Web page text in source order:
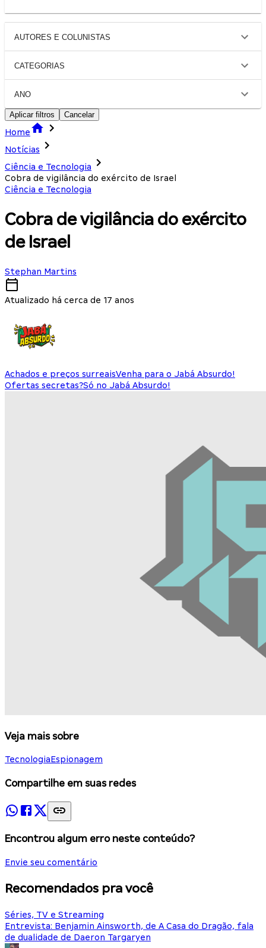
AUTORES E COLUNISTAS
CATEGORIAS
ANO
Aplicar filtros Cancelar
Home
Notícias
Ciência e Tecnologia
Cobra de vigilância do exército de Israel
Ciência e Tecnologia
Cobra de vigilância do exército
de Israel
Stephan Martins
Atualizado há cerca de 17 anos
Achados e preços surreaisVenha para o Jabá Absurdo!
Ofertas secretas?Só no Jabá Absurdo!
Veja mais sobre
TecnologiaEspionagem
Compartilhe em suas redes
Encontrou algum erro neste conteúdo?
Envie seu comentário
Recomendados pra você
Séries, TV e Streaming
Entrevista: Benjamin Ainsworth, de A Casa do Dragão, fala
de dualidade de Daeron Targaryen